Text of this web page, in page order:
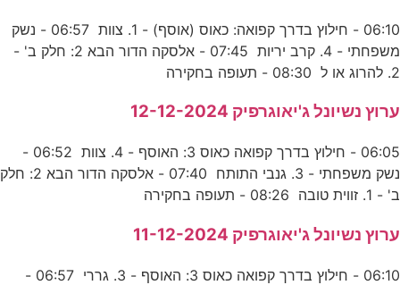
06:10 - חילוץ בדרך קפואה: כאוס (אוסף) - 1. צוות 06:57 - נשק
משפחתי - 4. קרב יריות 07:45 - אלסקה הדור הבא 2: חלק ב' -
2. להרוג או ל 08:30 - תעופה בחקירה
ערוץ נשיונל ג'יאוגרפיק 12-12-2024
06:05 - חילוץ בדרך קפואה כאוס 3: האוסף - 4. צוות 06:52 -
נשק משפחתי - 3. גנבי התותח 07:40 - אלסקה הדור הבא 2: חלק
ב' - 1. זווית טובה 08:26 - תעופה בחקירה
ערוץ נשיונל ג'יאוגרפיק 11-12-2024
06:10 - חילוץ בדרך קפואה כאוס 3: האוסף - 3. גררי 06:57 -